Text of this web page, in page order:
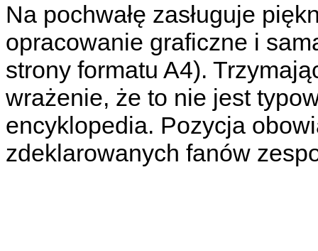
Na pochwałę zasługuje
opracowanie graficzne i
strony formatu A4).
wrażenie, że to nie jest
encyklopedia. Pozycja
zdeklarowanych fanów